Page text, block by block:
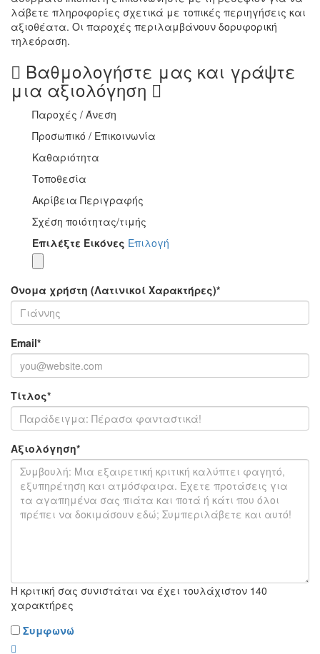
λάβετε πληροφορίες σχετικά με τοπικές περιηγήσεις και
αξιοθέατα. Οι παροχές περιλαμβάνουν δορυφορική
τηλεόραση.
Βαθμολογήστε μας και γράψτε
μια αξιολόγηση
Παροχές / Άνεση
Προσωπικό / Επικοινωνία
Καθαριότητα
Τοποθεσία
Ακρίβεια Περιγραφής
Σχέση ποιότητας/τιμής
Επιλέξτε Εικόνες Επιλογή
Όνομα χρήστη (Λατινικοί Χαρακτήρες)*
Email*
Τίτλος*
Αξιολόγηση*
Η κριτική σας συνιστάται να έχει τουλάχιστον 140
χαρακτήρες
Συμφωνώ